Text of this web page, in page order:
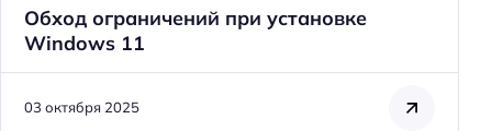
Обход ограничений при установке
Windows 11
03 октября 2025